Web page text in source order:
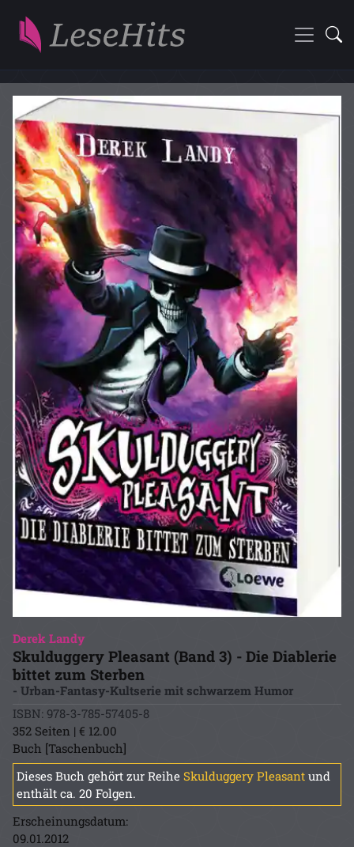
Derek Landy
Skulduggery Pleasant (Band 3) - Die Diablerie
bittet zum Sterben
- Urban-Fantasy-Kultserie mit schwarzem Humor
ISBN: 978-3-785-57405-8
352 Seiten | € 12.00
Buch [Taschenbuch]
Dieses Buch gehört zur Reihe Skulduggery Pleasant und
enthält ca. 20 Folgen.
Erscheinungsdatum:
09.01.2012